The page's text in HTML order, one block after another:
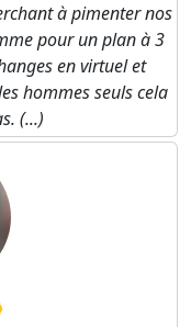
à pimenter nos
pour un plan à 3
en virtuel et
hommes seuls cela
(...)